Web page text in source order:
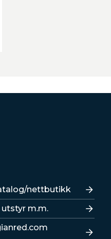
nettbutikk
m.m.